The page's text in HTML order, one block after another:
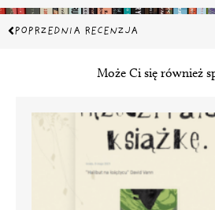
Prev
POPRZEDNIA RECENZJA
Może Ci się również